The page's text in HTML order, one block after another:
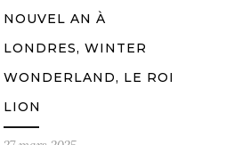
NOUVEL AN À
LONDRES, WINTER
WONDERLAND, LE ROI
LION